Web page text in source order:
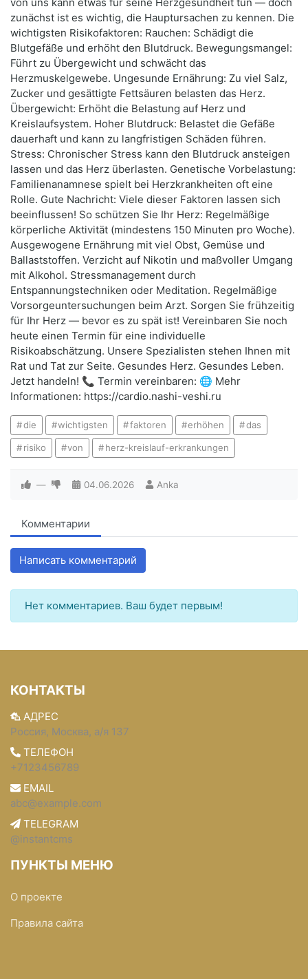
zunächst ist es wichtig, die Hauptursachen zu kennen. Die
wichtigsten Risikofaktoren: Rauchen: Schädigt die
Blutgefäße und erhöht den Blutdruck. Bewegungsmangel:
Führt zu Übergewicht und schwächt das
Herzmuskelgewebe. Ungesunde Ernährung: Zu viel Salz,
Zucker und gesättigte Fettsäuren belasten das Herz.
Übergewicht: Erhöht die Belastung auf Herz und
Kreislaufsystem. Hoher Blutdruck: Belastet die Gefäße
dauerhaft und kann zu langfristigen Schäden führen.
Stress: Chronischer Stress kann den Blutdruck ansteigen
lassen und das Herz überlasten. Genetische Vorbelastung:
Familienanamnese spielt bei Herzkrankheiten oft eine
Rolle. Gute Nachricht: Viele dieser Faktoren lassen sich
beeinflussen! So schützen Sie Ihr Herz: Regelmäßige
körperliche Aktivität (mindestens 150 Minuten pro Woche).
Ausgewogene Ernährung mit viel Obst, Gemüse und
Ballaststoffen. Verzicht auf Nikotin und maßvoller Umgang
mit Alkohol. Stressmanagement durch
Entspannungstechniken oder Meditation. Regelmäßige
Vorsorgeuntersuchungen beim Arzt. Sorgen Sie frühzeitig
für Ihr Herz — bevor es zu spät ist! Vereinbaren Sie noch
heute einen Termin für eine individuelle
Risikoabschätzung. Unsere Spezialisten stehen Ihnen mit
Rat und Tat zur Seite. Gesundes Herz. Gesundes Leben.
Jetzt handeln! 📞 Termin vereinbaren: 🌐 Mehr
Informationen: https://cardio.nashi-veshi.ru
die wichtigsten faktoren erhöhen das
risiko von herz-kreislauf-erkrankungen
— 04.06.2026 Anka
Комментарии
Написать комментарий
Нет комментариев. Ваш будет первым!
КОНТАКТЫ
АДРЕС
Россия, Москва, а/я 137
ТЕЛЕФОН
+7123456789
EMAIL
abc@example.com
TELEGRAM
@instantcms
ПУНКТЫ МЕНЮ
О проекте
Правила сайта